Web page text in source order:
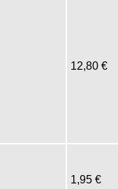
12,80 €
1,95 €